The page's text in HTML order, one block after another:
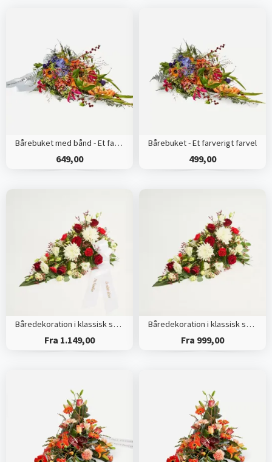
Bårebuket med bånd - Et farverigt farvel
649,00
Bårebuket - Et farverigt farvel
499,00
Båredekoration i klassisk stil - rød og hvid - med bånd
Fra 1.149,00
Båredekoration i klassisk stil - rød og hvid
Fra 999,00